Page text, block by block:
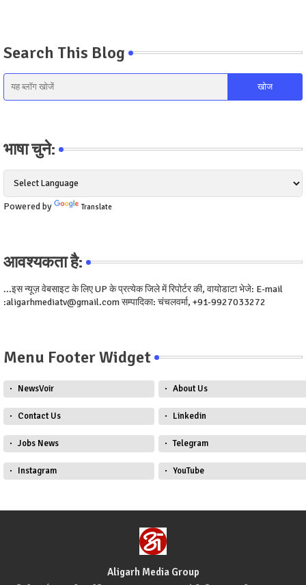
Search This Blog
भाषा चुने:
Powered by Translate
आवश्यकता है:
...इस न्यूज़ वेबसाइट के लिए UP के प्रत्येक जिले में रिपोर्टर की, वायोडाटा भेजे: E-mail
:aligarhmediatv@gmail.com सम्पादिका: चंचलवर्मा, +91-9927033272
Menu Footer Widget
NewsVoir About Us
Contact Us Linkedin
Jobs News Telegram
Instagram YouTube
Aligarh Media Group